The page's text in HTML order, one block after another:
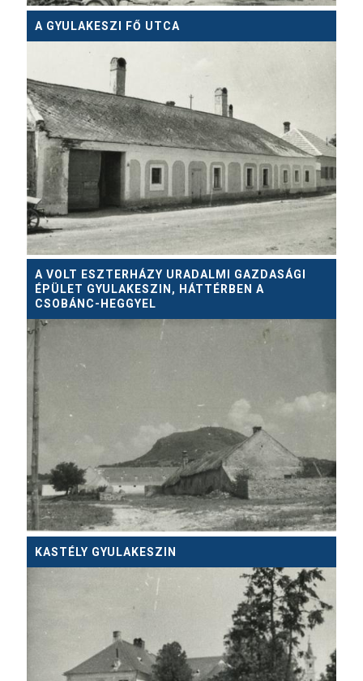
A GYULAKESZI FŐ UTCA
A VOLT ESZTERHÁZY URADALMI GAZDASÁGI
ÉPÜLET GYULAKESZIN, HÁTTÉRBEN A
CSOBÁNC-HEGGYEL
KASTÉLY GYULAKESZIN